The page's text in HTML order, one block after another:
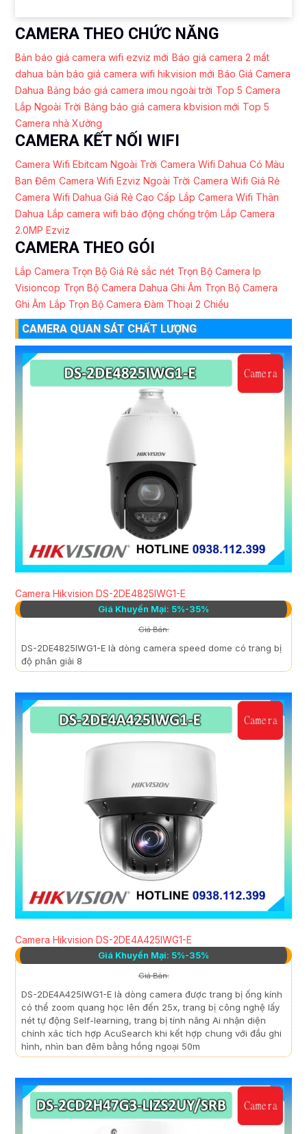
CAMERA THEO CHỨC NĂNG
Bản báo giá camera wifi ezviz mới Báo giá camera 2 mắt
dahua bản báo giá camera wifi hikvision mới Báo Giá Camera
Dahua Bảng báo giá camera imou ngoài trời Top 5 Camera
Lắp Ngoài Trời Bảng báo giá camera kbvision mới Top 5
Camera nhà Xưởng
CAMERA KẾT NỐI WIFI
Camera Wifi Ebitcam Ngoài Trời Camera Wifi Dahua Có Màu
Ban Đêm Camera Wifi Ezviz Ngoài Trời Camera Wifi Giá Rẻ
Camera Wifi Dahua Giá Rẻ Cao Cấp Lắp Camera Wifi Thân
Dahua Lắp camera wifi báo động chống trộm Lắp Camera
2.0MP Ezviz
CAMERA THEO GÓI
Lắp Camera Trọn Bộ Giá Rẻ sắc nét Trọn Bộ Camera Ip
Visioncop Trọn Bộ Camera Dahua Ghi Âm Trọn Bộ Camera
Ghi Âm Lắp Trọn Bộ Camera Đàm Thoại 2 Chiều
CAMERA QUAN SÁT CHẤT LƯỢNG
Camera Hikvision DS-2DE4825IWG1-E
Giá Khuyến Mại: 5%-35%
Giá Bán:
DS-2DE4825IWG1-E là dòng camera speed dome có trang bị
độ phân giải 8
Camera Hikvision DS-2DE4A425IWG1-E
Giá Khuyến Mại: 5%-35%
Giá Bán:
DS-2DE4A425IWG1-E là dòng camera được trang bị ống kính
có thể zoom quang học lên đến 25x, trang bị công nghệ lấy
nét tự động Self-learning, trang bị tính năng Ai nhận diện
chính xác tích hợp AcuSearch khi kết hợp chung với đầu ghi
hình, nhìn ban đêm bằng hồng ngoại 50m